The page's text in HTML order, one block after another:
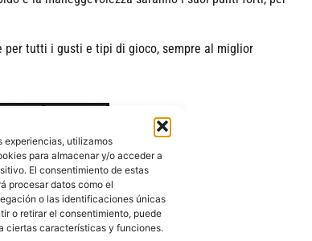
tutti i gusti e tipi di gioco, sempre al miglior